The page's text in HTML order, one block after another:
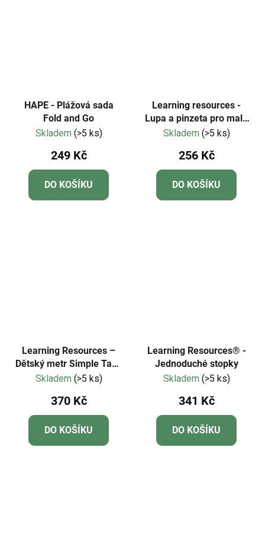
HAPE - Plážová sada
Fold and Go
Skladem (>5 ks)
249 Kč
DO KOŠÍKU
Learning resources -
Lupa a pinzeta pro malé
vědce (Primary
Skladem (>5 ks)
256 Kč
DO KOŠÍKU
Learning Resources –
Dětský metr Simple Tape
Measure LER9153
Skladem (>5 ks)
370 Kč
DO KOŠÍKU
Learning Resources® -
Jednoduché stopky
Skladem (>5 ks)
341 Kč
DO KOŠÍKU